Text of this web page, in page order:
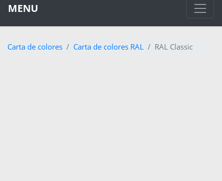
MENU
Carta de colores Carta de colores RAL RAL Classic